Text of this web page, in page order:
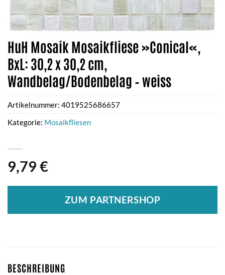
HuH Mosaik Mosaikfliese »Conical«,
BxL: 30,2 x 30,2 cm,
Wandbelag/Bodenbelag – weiss
9,79 €
ZUM PARTNERSHOP
Artikelnummer: 4019525686657
Kategorie: Mosaikfliesen
BESCHREIBUNG